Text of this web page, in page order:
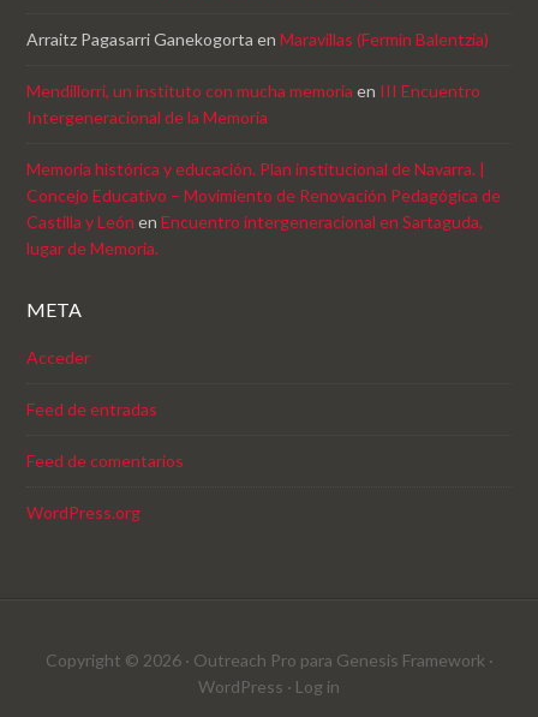
Arraitz Pagasarri Ganekogorta enMaravillas (Fermin Balentzia)
Mendillorri, un instituto con mucha memoria en III Encuentro
Intergeneracional de la Memoria
Memoria histórica y educación. Plan institucional de Navarra. |
Concejo Educativo – Movimiento de Renovación Pedagógica de
Castilla y León enEncuentro intergeneracional en Sartaguda,
lugar de Memoria.
META
Acceder
Feed de entradas
Feed de comentarios
WordPress.org
Copyright © 2026 · Outreach Pro para Genesis Framework ·
WordPress · Log in